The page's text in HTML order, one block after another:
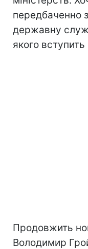
передбаченно
державну
якого
Продовжить
Володимир